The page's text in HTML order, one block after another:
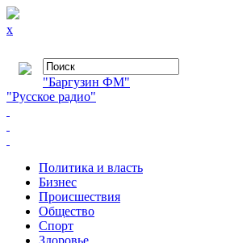
x
"Баргузин ФМ"
"Русское радио"
Политика и власть
Бизнес
Происшествия
Общество
Cпорт